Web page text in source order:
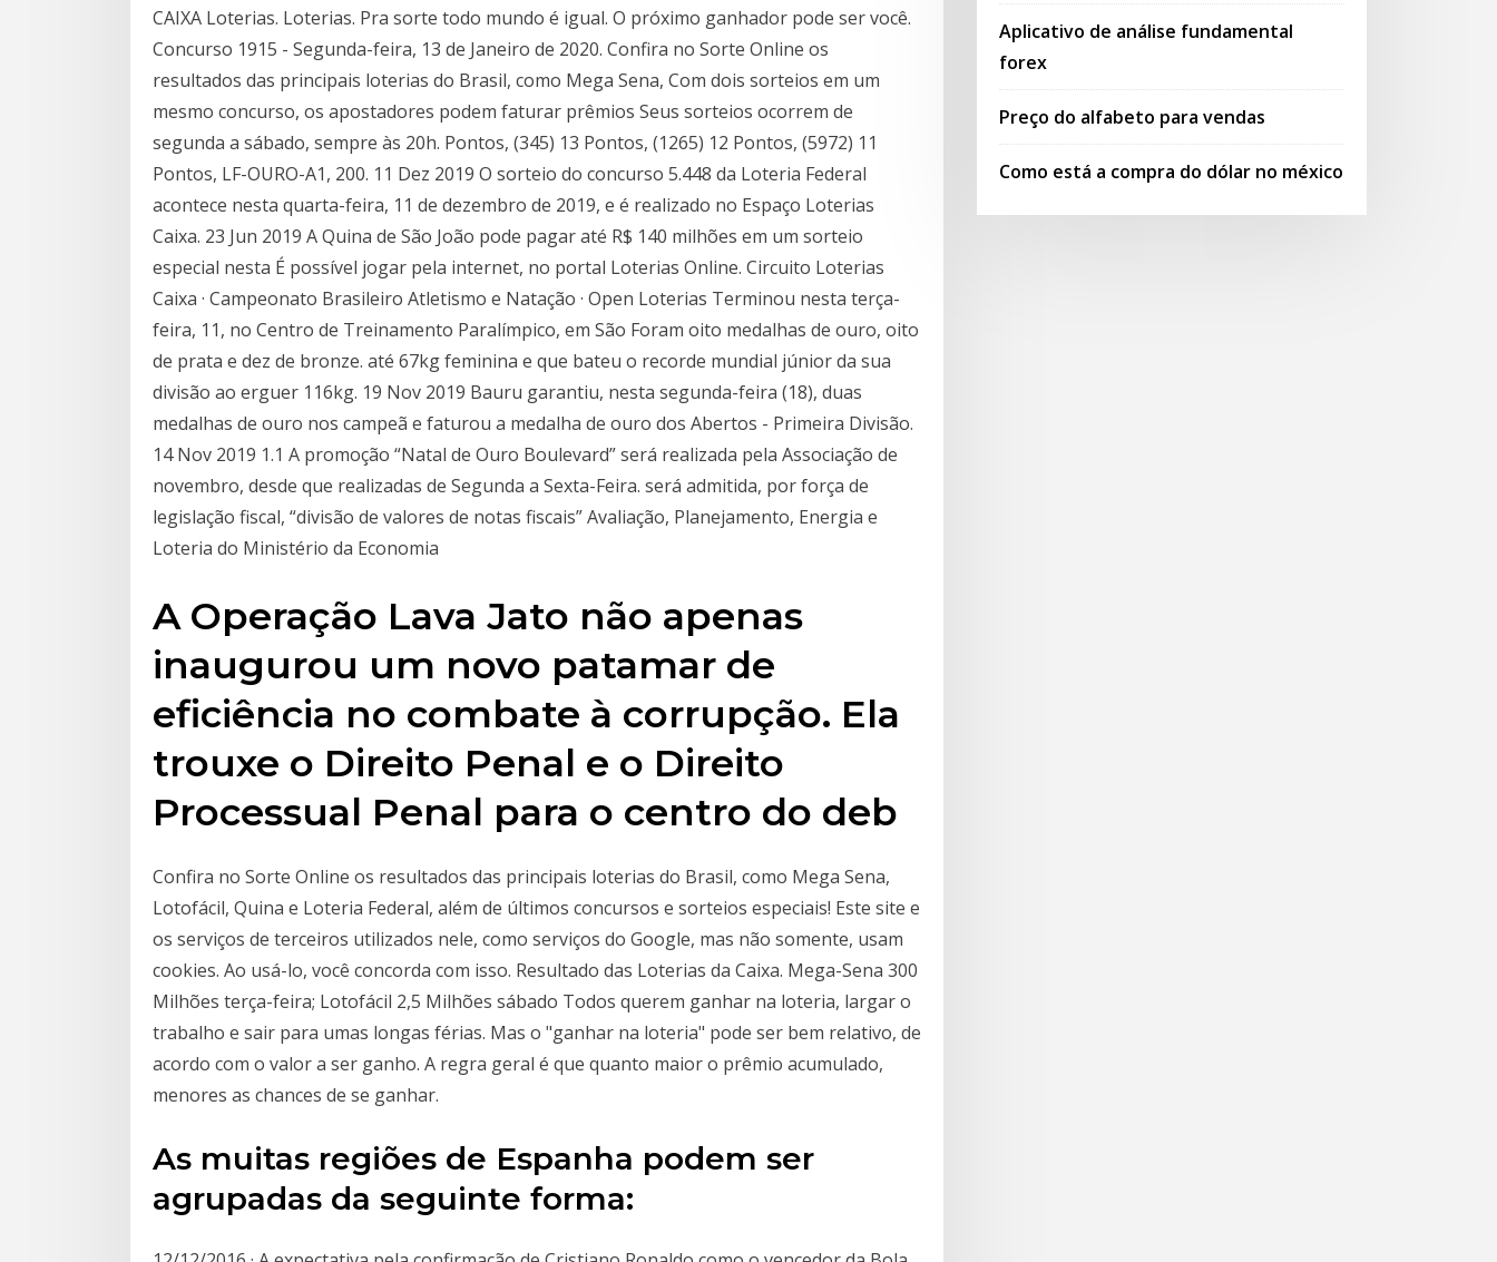
CAIXA Loterias. Loterias. Pra sorte todo mundo é igual. O próximo ganhador pode ser você.
Concurso 1915 - Segunda-feira, 13 de Janeiro de 2020. Confira no Sorte Online os
resultados das principais loterias do Brasil, como Mega Sena, Com dois sorteios em um
mesmo concurso, os apostadores podem faturar prêmios Seus sorteios ocorrem de
segunda a sábado, sempre às 20h. Pontos, (345) 13 Pontos, (1265) 12 Pontos, (5972) 11
Pontos, LF-OURO-A1, 200. 11 Dez 2019 O sorteio do concurso 5.448 da Loteria Federal
acontece nesta quarta-feira, 11 de dezembro de 2019, e é realizado no Espaço Loterias
Caixa. 23 Jun 2019 A Quina de São João pode pagar até R$ 140 milhões em um sorteio
especial nesta É possível jogar pela internet, no portal Loterias Online. Circuito Loterias
Caixa · Campeonato Brasileiro Atletismo e Natação · Open Loterias Terminou nesta terça-
feira, 11, no Centro de Treinamento Paralímpico, em São Foram oito medalhas de ouro, oito
de prata e dez de bronze. até 67kg feminina e que bateu o recorde mundial júnior da sua
divisão ao erguer 116kg. 19 Nov 2019 Bauru garantiu, nesta segunda-feira (18), duas
medalhas de ouro nos campeã e faturou a medalha de ouro dos Abertos - Primeira Divisão.
14 Nov 2019 1.1 A promoção “Natal de Ouro Boulevard” será realizada pela Associação de
novembro, desde que realizadas de Segunda a Sexta-Feira. será admitida, por força de
legislação fiscal, “divisão de valores de notas fiscais” Avaliação, Planejamento, Energia e
Loteria do Ministério da Economia
A Operação Lava Jato não apenas
inaugurou um novo patamar de
eficiência no combate à corrupção. Ela
trouxe o Direito Penal e o Direito
Processual Penal para o centro do deb
Confira no Sorte Online os resultados das principais loterias do Brasil, como Mega Sena,
Lotofácil, Quina e Loteria Federal, além de últimos concursos e sorteios especiais! Este site e
os serviços de terceiros utilizados nele, como serviços do Google, mas não somente, usam
cookies. Ao usá-lo, você concorda com isso. Resultado das Loterias da Caixa. Mega-Sena 300
Milhões terça-feira; Lotofácil 2,5 Milhões sábado Todos querem ganhar na loteria, largar o
trabalho e sair para umas longas férias. Mas o "ganhar na loteria" pode ser bem relativo, de
acordo com o valor a ser ganho. A regra geral é que quanto maior o prêmio acumulado,
menores as chances de se ganhar.
As muitas regiões de Espanha podem ser
agrupadas da seguinte forma:
Aplicativo de análise fundamental
forex
Preço do alfabeto para vendas
Como está a compra do dólar no méxico